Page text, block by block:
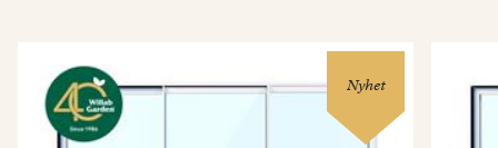
Nyhet